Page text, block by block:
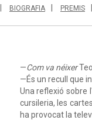
BIOGRAFIA PREMIS
—Com va néixer
—És un recull que
Una reflexió sobre
cursileria, les
ha provocat la